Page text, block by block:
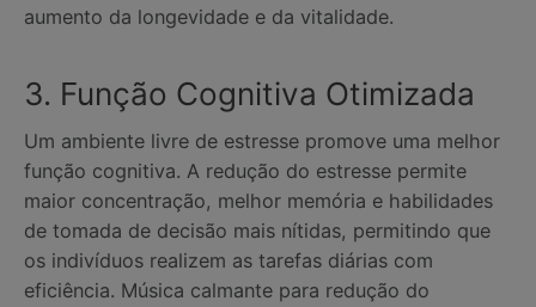
aumento da longevidade e da vitalidade.
3. Função Cognitiva Otimizada
Um ambiente livre de estresse promove uma melhor
função cognitiva. A redução do estresse permite
maior concentração, melhor memória e habilidades
de tomada de decisão mais nítidas, permitindo que
os indivíduos realizem as tarefas diárias com
eficiência. Música calmante para redução do